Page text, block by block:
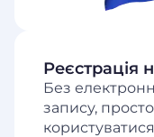
Реєстрація
Без
запису, просто